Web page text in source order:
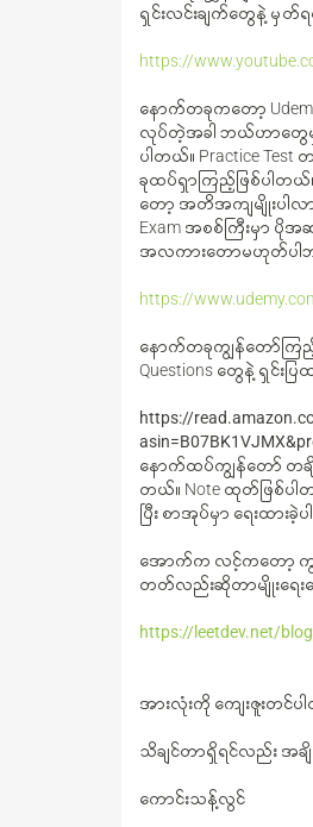
ရှင်းလင်းချက်တွေနဲ့ မှတ်
https://
နောက်တခုကတော့ Udemy
လုပ်တဲ့အခါ ဘယ်ဟာတွေမှာ
ပါတယ်။ Practice Test
ခုထပ်ရှာကြည့်ဖြစ်ပါတယ်
တော့ အတိအကျမျိုးပါလာ
Exam အစစ်ကြီးမှာ ပိုအ
အလကားတောမဟုတ်ပါဘူ
https://
နောက်တခုကျွန်တော်ကြ
Questions တွေနဲ့ ရှင်းပြ
https://
နောက်ထပ်ကျွန်တော် တချို့
တယ်။ Note ထုတ်ဖြစ်ပါ
ပြီး စာအုပ်မှာ ရေးထားခဲ့
အောက်က လင့်ကတော့ ကျွ
တတ်လည်းဆိုတာမျိုးရေးပ
https://leetdev.net/
အားလုံးကို ကျေးဇူးတင်ပ
သိချင်တာရှိရင်လည်း အချိန်
ကောင်းသန့်လွင်